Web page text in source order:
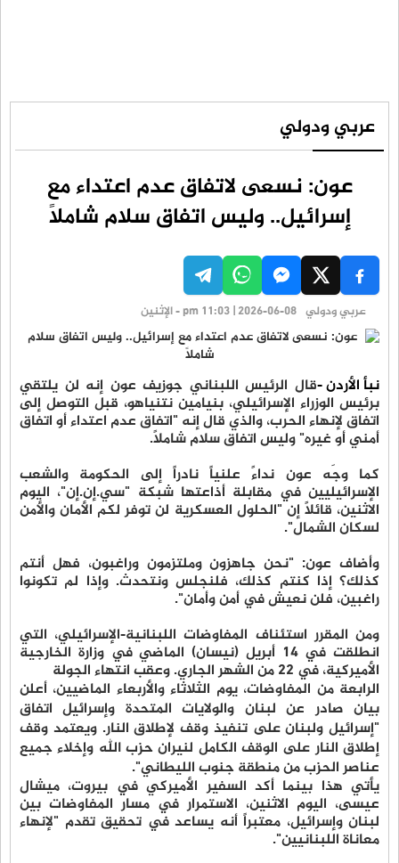
عربي ودولي
عون: نسعى لاتفاق عدم اعتداء مع
إسرائيل.. وليس اتفاق سلام شاملاً
عربي ودولي pm 11:03 | 2026-06-08 - الإثنين
نبأ الأردن -قال الرئيس اللبناني جوزيف عون إنه لن يلتقي
برئيس الوزراء الإسرائيلي، بنيامين نتنياهو، قبل التوصل إلى
اتفاق لإنهاء الحرب، والذي قال إنه "اتفاق عدم اعتداء أو اتفاق
أمني أو غيره" وليس اتفاق سلام شاملاً.
كما وجَه عون نداءً علنياً نادراً إلى الحكومة والشعب
الإسرائيليين في مقابلة أذاعتها شبكة "سي.إن.إن"، اليوم
الاثنين، قائلاً إن "الحلول العسكرية لن توفر لكم الأمان والأمن
لسكان الشمال".
وأضاف عون: "نحن جاهزون وملتزمون وراغبون، فهل أنتم
كذلك؟ إذا كنتم كذلك، فلنجلس ونتحدث. وإذا لم تكونوا
راغبين، فلن نعيش في أمن وأمان".
ومن المقرر استئناف المفاوضات اللبنانية-الإسرائيلي، التي
انطلقت في 14 أبريل (نيسان) الماضي في وزارة الخارجية
الأميركية، في 22 من الشهر الجاري. وعقب انتهاء الجولة
الرابعة من المفاوضات، يوم الثلاثاء والأربعاء الماضيين، أعلن
بيان صادر عن لبنان والولايات المتحدة وإسرائيل اتفاق
"إسرائيل ولبنان على تنفيذ وقف لإطلاق النار. ويعتمد وقف
إطلاق النار على الوقف الكامل لنيران حزب الله وإخلاء جميع
عناصر الحزب من منطقة جنوب الليطاني".
يأتي هذا بينما أكد السفير الأميركي في بيروت، ميشال
عيسى، اليوم الاثنين، الاستمرار في مسار المفاوضات بين
لبنان وإسرائيل، معتبراً أنه يساعد في تحقيق تقدم "لإنهاء
معاناة اللبنانيين".